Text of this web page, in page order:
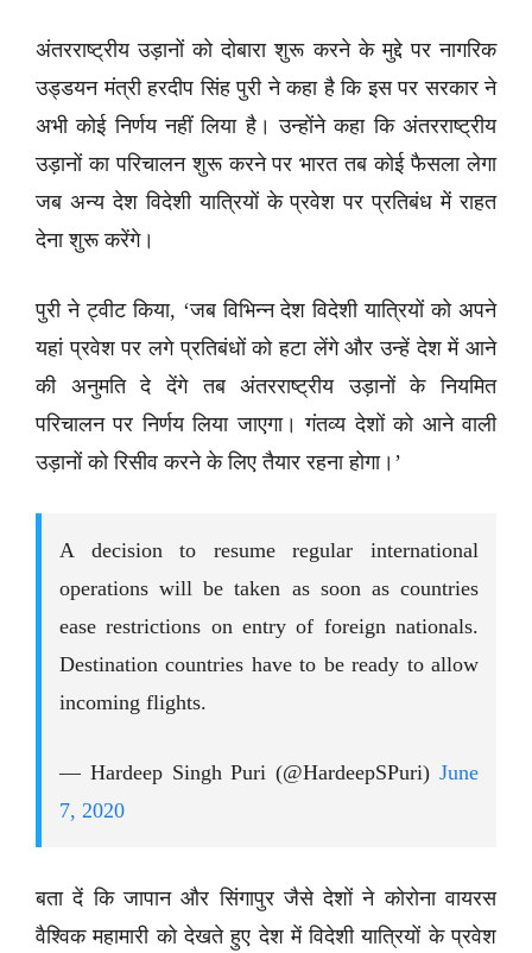
अंतरराष्ट्रीय उड़ानों को दोबारा शुरू करने के मुद्दे पर नागरिक
उड्डयन मंत्री हरदीप सिंह पुरी ने कहा है कि इस पर सरकार ने
अभी कोई निर्णय नहीं लिया है। उन्होंने कहा कि अंतरराष्ट्रीय
उड़ानों का परिचालन शुरू करने पर भारत तब कोई फैसला लेगा
जब अन्य देश विदेशी यात्रियों के प्रवेश पर प्रतिबंध में राहत
देना शुरू करेंगे।
पुरी ने ट्वीट किया, ‘जब विभिन्न देश विदेशी यात्रियों को अपने
यहां प्रवेश पर लगे प्रतिबंधों को हटा लेंगे और उन्हें देश में आने
की अनुमति दे देंगे तब अंतरराष्ट्रीय उड़ानों के नियमित
परिचालन पर निर्णय लिया जाएगा। गंतव्य देशों को आने वाली
उड़ानों को रिसीव करने के लिए तैयार रहना होगा।’
A decision to resume regular international
operations will be taken as soon as countries
ease restrictions on entry of foreign nationals.
Destination countries have to be ready to allow
incoming flights.
— Hardeep Singh Puri (@HardeepSPuri) June
7, 2020
बता दें कि जापान और सिंगापुर जैसे देशों ने कोरोना वायरस
वैश्विक महामारी को देखते हुए देश में विदेशी यात्रियों के प्रवेश